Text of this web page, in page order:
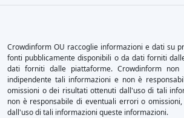
Crowdinform OU raccoglie informazioni e dati su
fonti pubblicamente disponibili o da dati forniti
dati forniti dalle piattaforme. Crowdinform
indipendente tali informazioni e non è
omissioni o dei risultati ottenuti dall'uso di tali
non è responsabile di eventuali errori o
dall'uso di tali informazioni queste informazioni.